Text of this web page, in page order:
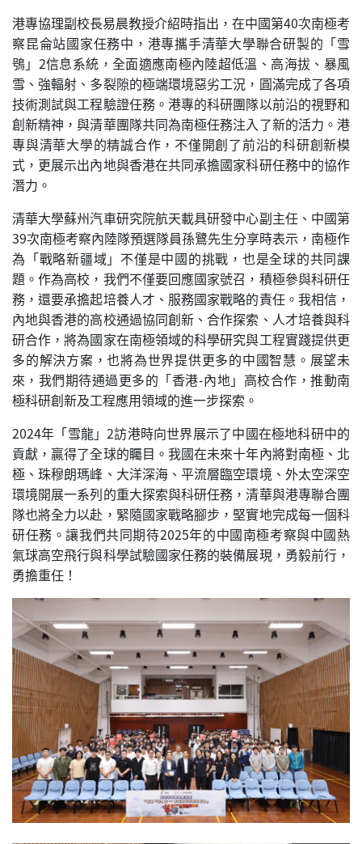
港專協理副校長易晨教授介紹時指出，在中國第40次南極考
察昆侖站國家任務中，港專攜手清華大學聯合研製的「雪
鴞」2信息系統，全面適應南極內陸超低溫、高海拔、暴風
雪、強輻射、多裂隙的極端環境惡劣工況，圓滿完成了各項
技術測試與工程驗證任務。港專的科研團隊以前沿的視野和
創新精神，與清華團隊共同為南極任務注入了新的活力。港
專與清華大學的精誠合作，不僅開創了前沿的科研創新模
式，更展示出內地與香港在共同承擔國家科研任務中的協作
潛力。
清華大學蘇州汽車研究院航天載具研發中心副主任、中國第
39次南極考察內陸隊預選隊員孫鷺先生分享時表示，南極作
為「戰略新疆域」不僅是中國的挑戰，也是全球的共同課
題。作為高校，我們不僅要回應國家號召，積極參與科研任
務，還要承擔起培養人才、服務國家戰略的責任。我相信，
內地與香港的高校通過協同創新、合作探索、人才培養與科
研合作，將為國家在南極領域的科學研究與工程實踐提供更
多的解決方案，也將為世界提供更多的中國智慧。展望未
來，我們期待通過更多的「香港-內地」高校合作，推動南
極科研創新及工程應用領域的進一步探索。
2024年「雪龍」2訪港時向世界展示了中國在極地科研中的
貢獻，贏得了全球的矚目。我國在未來十年內將對南極、北
極、珠穆朗瑪峰、大洋深海、平流層臨空環境、外太空深空
環境開展一系列的重大探索與科研任務，清華與港專聯合團
隊也將全力以赴，緊隨國家戰略腳步，堅實地完成每一個科
研任務。讓我們共同期待2025年的中國南極考察與中國熱
氣球高空飛行與科學試驗國家任務的裝備展現，勇毅前行，
勇擔重任！